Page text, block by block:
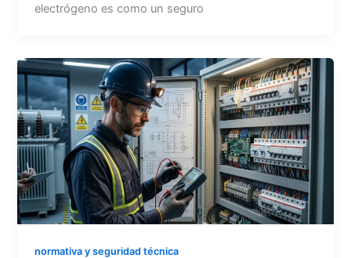
electrógeno es como un seguro
normativa y seguridad técnica